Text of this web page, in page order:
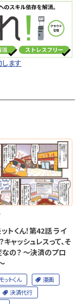
ます
トくん！第42話 ライ
キャッシュレスって、そ
の？ ～決済のプロ
ットくん
漫画
決済代行